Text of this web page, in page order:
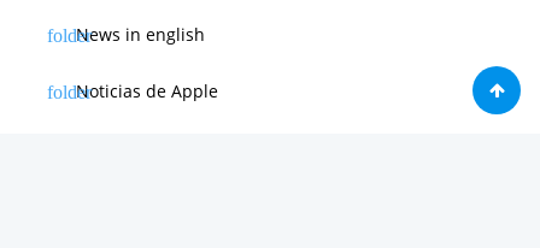
News in english
Noticias de Apple